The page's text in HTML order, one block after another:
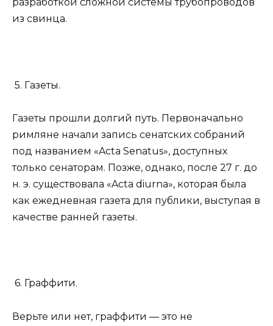
разработкой сложной системы трубопроводов
из свинца.
5. Газеты.
Газеты прошли долгий путь. Первоначально
римляне начали запись сенатских собраний
под названием «Acta Senatus», доступных
только сенаторам. Позже, однако, после 27 г. до
н. э. существовала «Acta diurna», которая была
как ежедневная газета для публики, выступая в
качестве ранней газеты.
6. Граффити.
Верьте или нет, граффити — это не